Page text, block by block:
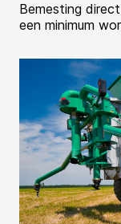
Bemesting
een minimum